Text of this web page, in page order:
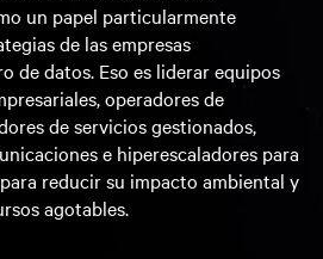
un papel particularmente
de las empresas
de datos. Eso es liderar equipos
operadores de
de servicios gestionados,
e hiperescaladores para
reducir su impacto ambiental y
agotables.